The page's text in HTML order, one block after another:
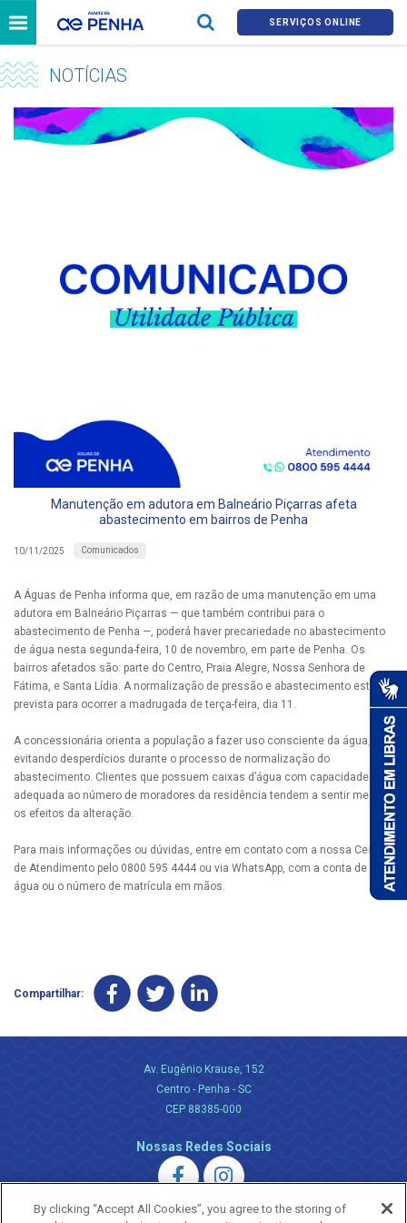
SERVIÇOS ONLINE
NOTÍCIAS
Manutenção em adutora em Balneário Piçarras afeta
abastecimento em bairros de Penha
10/11/2025 Comunicados
A Águas de Penha informa que, em razão de uma manutenção em uma
adutora em Balneário Piçarras — que também contribui para o
abastecimento de Penha —, poderá haver precariedade no abastecimento
de água nesta segunda-feira, 10 de novembro, em parte de Penha. Os
bairros afetados são: parte do Centro, Praia Alegre, Nossa Senhora de
Fátima, e Santa Lídia. A normalização de pressão e abastecimento está
prevista para ocorrer a madrugada de terça-feira, dia 11.
A concessionária orienta a população a fazer uso consciente da água,
evitando desperdícios durante o processo de normalização do
abastecimento. Clientes que possuem caixas d’água com capacidade
adequada ao número de moradores da residência tendem a sentir menos
os efeitos da alteração.
Para mais informações ou dúvidas, entre em contato com a nossa Central
de Atendimento pelo 0800 595 4444 ou via WhatsApp, com a conta de
água ou o número de matrícula em mãos.
Compartilhar:
Av. Eugênio Krause, 152
Centro - Penha - SC
CEP 88385-000
Nossas Redes Sociais
By clicking “Accept All Cookies”, you agree to the storing of